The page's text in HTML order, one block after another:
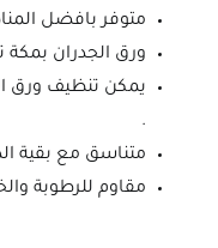
متوفر بافضل
ورق الجدران
يمكن تنظيف ورق
.
متناسق مع بقية
مقاوم للرطوبة